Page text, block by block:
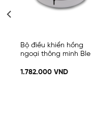
Bộ điều khiển hồng
ngoại thông minh Ble
1.782.000 VND